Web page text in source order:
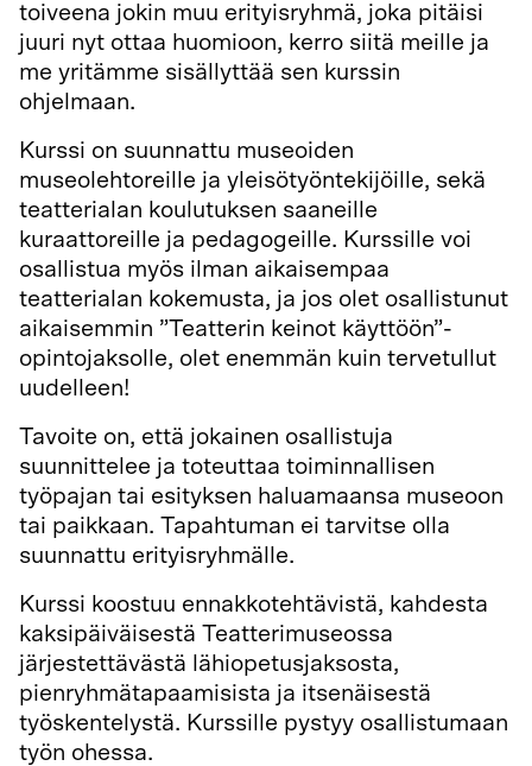
toiveena jokin muu erityisryhmä, joka pitäisi
juuri nyt ottaa huomioon, kerro siitä meille ja
me yritämme sisällyttää sen kurssin
ohjelmaan.
Kurssi on suunnattu museoiden
museolehtoreille ja yleisötyöntekijöille, sekä
teatterialan koulutuksen saaneille
kuraattoreille ja pedagogeille. Kurssille voi
osallistua myös ilman aikaisempaa
teatterialan kokemusta, ja jos olet osallistunut
aikaisemmin ”Teatterin keinot käyttöön”-
opintojaksolle, olet enemmän kuin tervetullut
uudelleen!
Tavoite on, että jokainen osallistuja
suunnittelee ja toteuttaa toiminnallisen
työpajan tai esityksen haluamaansa museoon
tai paikkaan. Tapahtuman ei tarvitse olla
suunnattu erityisryhmälle.
Kurssi koostuu ennakkotehtävistä, kahdesta
kaksipäiväisestä Teatterimuseossa
järjestettävästä lähiopetusjaksosta,
pienryhmätapaamisista ja itsenäisestä
työskentelystä. Kurssille pystyy osallistumaan
työn ohessa.